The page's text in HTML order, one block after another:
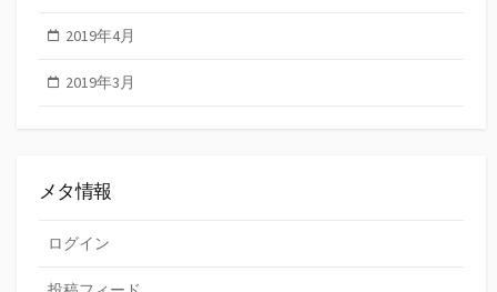
2019年4月
2019年3月
メタ情報
ログイン